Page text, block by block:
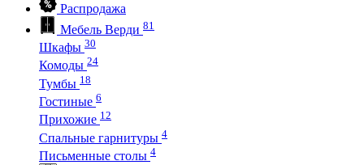
Распродажа
Мебель Верди 81
Шкафы 30
Комоды 24
Тумбы 18
Гостиные 6
Прихожие 12
Спальные гарнитуры 4
Письменные столы 4